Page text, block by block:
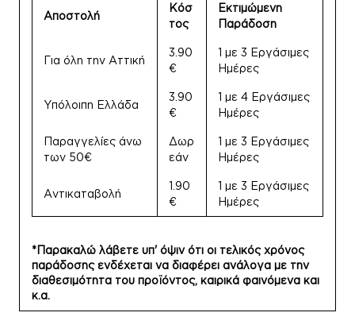
Αποστολή
Κόσ
τος
Εκτιμώμενη
Παράδοση
Για όλη την Αττική
3.90
€
1 με 3 Εργάσιμες
Ημέρες
Υπόλοιπη Ελλάδα
3.90
€
1 με 4 Εργάσιμες
Ημέρες
Παραγγελίες άνω
των 50€
Δωρ
εάν
1 με 3 Εργάσιμες
Ημέρες
Αντικαταβολή
1.90
€
1 με 3 Εργάσιμες
Ημέρες
*Παρακαλώ λάβετε υπ' όψιν ότι οι τελικός χρόνος
παράδοσης ενδέχεται να διαφέρει ανάλογα με την
διαθεσιμότητα του προϊόντος, καιρικά φαινόμενα και
κ.α.